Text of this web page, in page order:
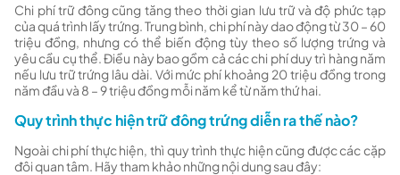
Chi phí trữ đông cũng tăng theo thời gian lưu trữ và độ phức tạp
của quá trình lấy trứng. Trung bình, chi phí này dao động từ 30 – 60
triệu đồng, nhưng có thể biến động tùy theo số lượng trứng và
yêu cầu cụ thể. Điều này bao gồm cả các chi phí duy trì hàng năm
nếu lưu trữ trứng lâu dài. Với mức phí khoảng 20 triệu đồng trong
năm đầu và 8 – 9 triệu đồng mỗi năm kể từ năm thứ hai.
Quy trình thực hiện trữ đông trứng diễn ra thế nào?
Ngoài chi phí thực hiện, thì quy trình thực hiện cũng được các cặp
đôi quan tâm. Hãy tham khảo những nội dung sau đây: